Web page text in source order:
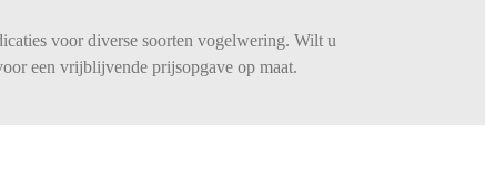
voor diverse soorten vogelwering. Wilt u
een vrijblijvende prijsopgave op maat.